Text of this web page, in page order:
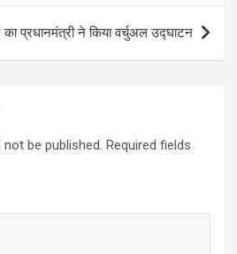
प्रधानमंत्री ने किया वर्चुअल उद्घाटन
be published. Required fields